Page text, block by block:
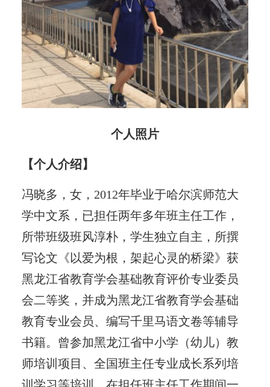
个人照片
【个人介绍】
冯晓多，女，2012年毕业于哈尔滨师范大
学中文系，已担任两年多年班主任工作，
所带班级班风淳朴，学生独立自主，所撰
写论文《以爱为根，架起心灵的桥梁》获
黑龙江省教育学会基础教育评价专业委员
会二等奖，并成为黑龙江省教育学会基础
教育专业会员、编写千里马语文卷等辅导
书籍。曾参加黑龙江省中小学（幼儿）教
师培训项目、全国班主任专业成长系列培